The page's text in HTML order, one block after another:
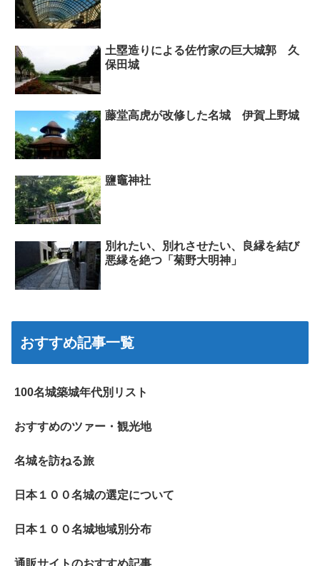
土塁造りによる佐竹家の巨大城郭 久
保田城
藤堂高虎が改修した名城 伊賀上野城
鹽竈神社
別れたい、別れさせたい、良縁を結び
悪縁を絶つ「菊野大明神」
おすすめ記事一覧
100名城築城年代別リスト
おすすめのツァー・観光地
名城を訪ねる旅
日本１００名城の選定について
日本１００名城地域別分布
通販サイトのおすすめ記事